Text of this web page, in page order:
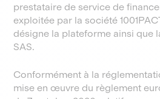
prestataire de service de
exploitée par la société
désigne la plateforme ainsi que
SAS.
Conformément à la
mise en œuvre du règlement